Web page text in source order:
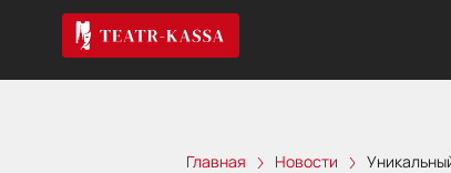
Главная Новости